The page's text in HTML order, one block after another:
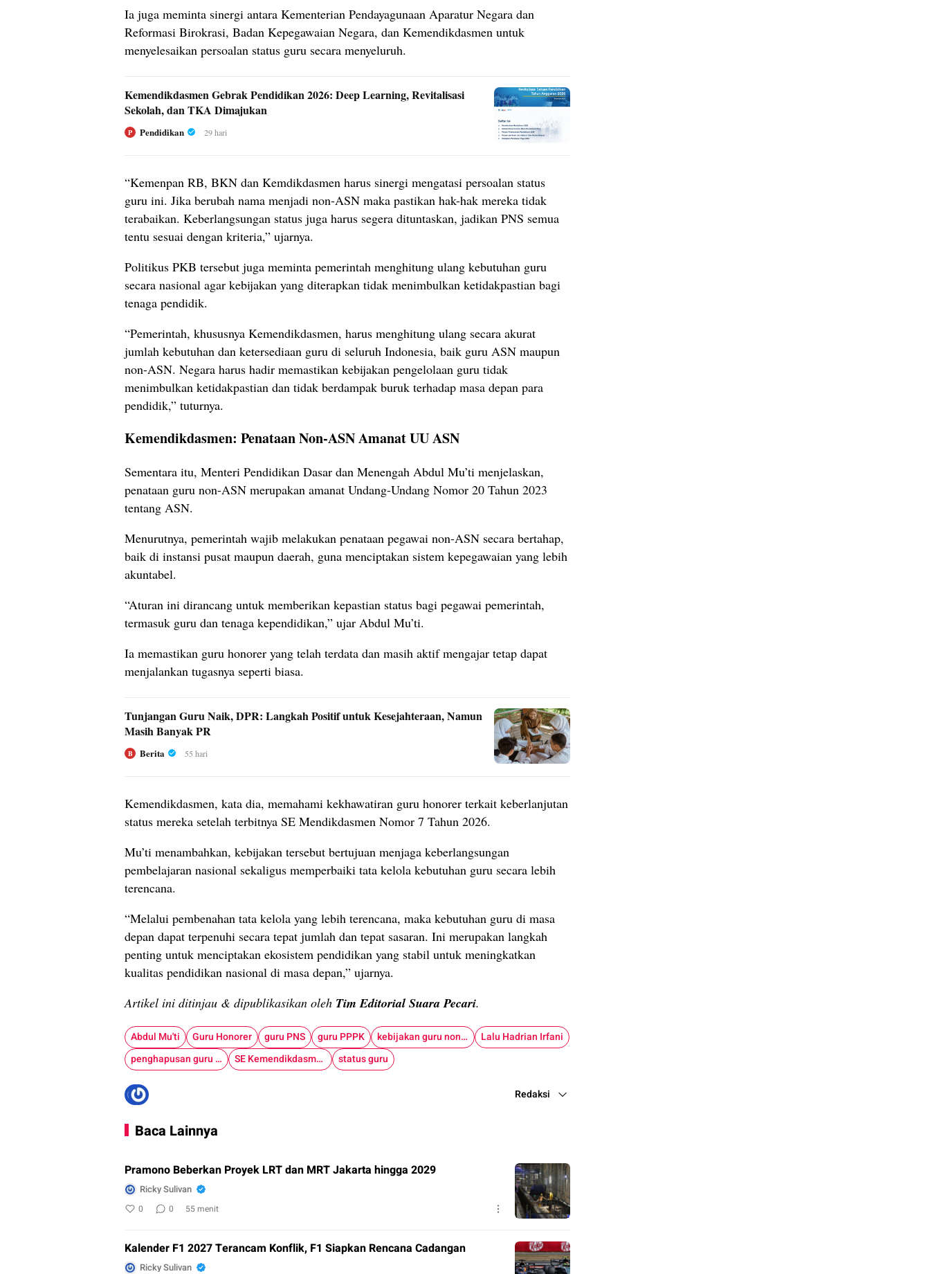
Ia juga meminta sinergi antara Kementerian Pendayagunaan Aparatur Negara dan
Reformasi Birokrasi, Badan Kepegawaian Negara, dan Kemendikdasmen untuk
menyelesaikan persoalan status guru secara menyeluruh.
Kemendikdasmen Gebrak Pendidikan 2026: Deep Learning, Revitalisasi
Sekolah, dan TKA Dimajukan
P Pendidikan 29 hari
“Kemenpan RB, BKN dan Kemdikdasmen harus sinergi mengatasi persoalan status
guru ini. Jika berubah nama menjadi non-ASN maka pastikan hak-hak mereka tidak
terabaikan. Keberlangsungan status juga harus segera dituntaskan, jadikan PNS semua
tentu sesuai dengan kriteria,” ujarnya.
Politikus PKB tersebut juga meminta pemerintah menghitung ulang kebutuhan guru
secara nasional agar kebijakan yang diterapkan tidak menimbulkan ketidakpastian bagi
tenaga pendidik.
“Pemerintah, khususnya Kemendikdasmen, harus menghitung ulang secara akurat
jumlah kebutuhan dan ketersediaan guru di seluruh Indonesia, baik guru ASN maupun
non-ASN. Negara harus hadir memastikan kebijakan pengelolaan guru tidak
menimbulkan ketidakpastian dan tidak berdampak buruk terhadap masa depan para
pendidik,” tuturnya.
Kemendikdasmen: Penataan Non-ASN Amanat UU ASN
Sementara itu, Menteri Pendidikan Dasar dan Menengah Abdul Mu’ti menjelaskan,
penataan guru non-ASN merupakan amanat Undang-Undang Nomor 20 Tahun 2023
tentang ASN.
Menurutnya, pemerintah wajib melakukan penataan pegawai non-ASN secara bertahap,
baik di instansi pusat maupun daerah, guna menciptakan sistem kepegawaian yang lebih
akuntabel.
“Aturan ini dirancang untuk memberikan kepastian status bagi pegawai pemerintah,
termasuk guru dan tenaga kependidikan,” ujar Abdul Mu’ti.
Ia memastikan guru honorer yang telah terdata dan masih aktif mengajar tetap dapat
menjalankan tugasnya seperti biasa.
Tunjangan Guru Naik, DPR: Langkah Positif untuk Kesejahteraan, Namun
Masih Banyak PR
B Berita 55 hari
Kemendikdasmen, kata dia, memahami kekhawatiran guru honorer terkait keberlanjutan
status mereka setelah terbitnya SE Mendikdasmen Nomor 7 Tahun 2026.
Mu’ti menambahkan, kebijakan tersebut bertujuan menjaga keberlangsungan
pembelajaran nasional sekaligus memperbaiki tata kelola kebutuhan guru secara lebih
terencana.
“Melalui pembenahan tata kelola yang lebih terencana, maka kebutuhan guru di masa
depan dapat terpenuhi secara tepat jumlah dan tepat sasaran. Ini merupakan langkah
penting untuk menciptakan ekosistem pendidikan yang stabil untuk meningkatkan
kualitas pendidikan nasional di masa depan,” ujarnya.
Artikel ini ditinjau & dipublikasikan oleh Tim Editorial Suara Pecari.
Abdul Mu'ti Guru Honorer guru PNS guru PPPK kebijakan guru non ASN
Lalu Hadrian Irfani
penghapusan guru honorer
SE Kemendikdasmen 7 Tahun 2026 status guru
Redaksi
Baca Lainnya
Pramono Beberkan Proyek LRT dan MRT Jakarta hingga 2029
Ricky Sulivan
0 0 55 menit
Kalender F1 2027 Terancam Konflik, F1 Siapkan Rencana Cadangan
Ricky Sulivan